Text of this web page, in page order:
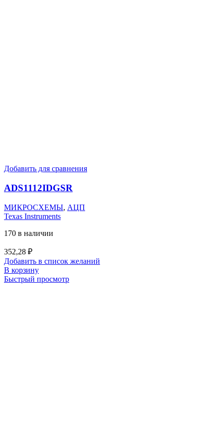
Добавить для сравнения
ADS1112IDGSR
МИКРОСХЕМЫ, АЦП
Texas Instruments
170 в наличии
352,28 ₽
Добавить в список желаний
В корзину
Быстрый просмотр